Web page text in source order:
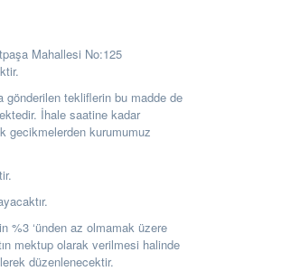
Mahallesi No:125
gönderilen tekliflerin bu madde de
İhale saatine kadar
gecikmelerden kurumumuz
%3 ‘ünden az olmamak üzere
mektup olarak verilmesi halinde
düzenlenecektir.